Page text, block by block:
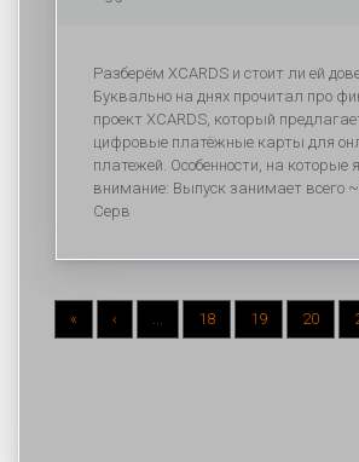
Разберём XCARDS и стоит ли ей
Буквально на днях прочитал про
проект XCARDS, который
цифровые платёжные карты для
платежей. Особенности, на которые
внимание: Выпуск занимает всего
Серв
« ‹ ... 18 19 20